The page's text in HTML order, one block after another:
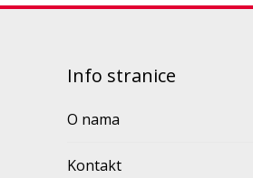
Info stranice
O nama
Kontakt